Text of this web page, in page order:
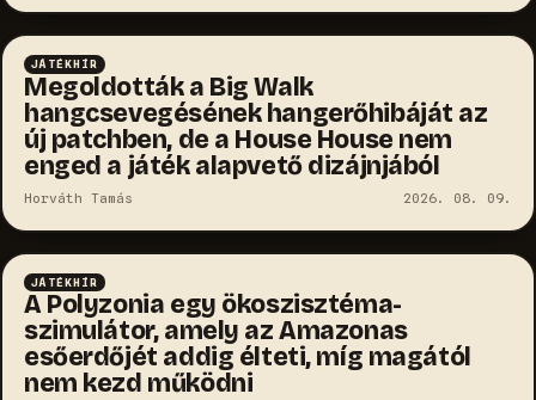
JÁTÉKHÍR
Megoldották a Big Walk
hangcsevegésének hangerőhibáját az
új patchben, de a House House nem
enged a játék alapvető dizájnjából
Horváth Tamás 2026. 08. 09.
JÁTÉKHÍR
A Polyzonia egy ökoszisztéma-
szimulátor, amely az Amazonas
esőerdőjét addig élteti, míg magától
nem kezd működni